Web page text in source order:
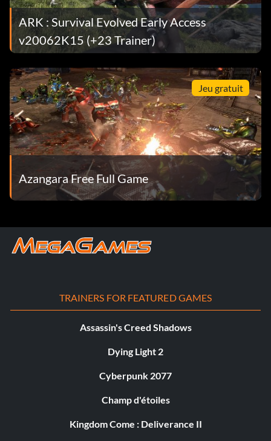
ARK : Survival Evolved Early Access
v20062K15 (+23 Trainer)
Jeu gratuit
Azangara Free Full Game
TRAINERS FOR FEATURED GAMES
Assassin's Creed Shadows
Dying Light 2
Cyberpunk 2077
Champ d'étoiles
Kingdom Come : Deliverance II